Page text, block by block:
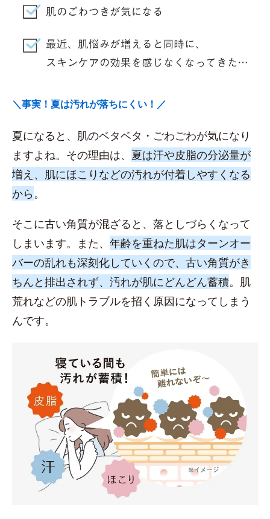
＼事実！夏は汚れが落ちにくい！／
夏になると、肌のベタベタ・ごわごわが気になり
ますよね。その理由は、 夏は汗や皮脂の分泌量が
増え、肌にほこりなどの汚れが付着しやすくなる
から 。
そこに古い角質が混ざると、落としづらくなって
しまいます。また、 年齢を重ねた肌はターンオー
バーの乱れも深刻化していくので、古い角質がき
ちんと排出されず、汚れが肌にどんどん蓄積。肌
荒れなどの肌トラブルを招く原因になってしまう
んです。